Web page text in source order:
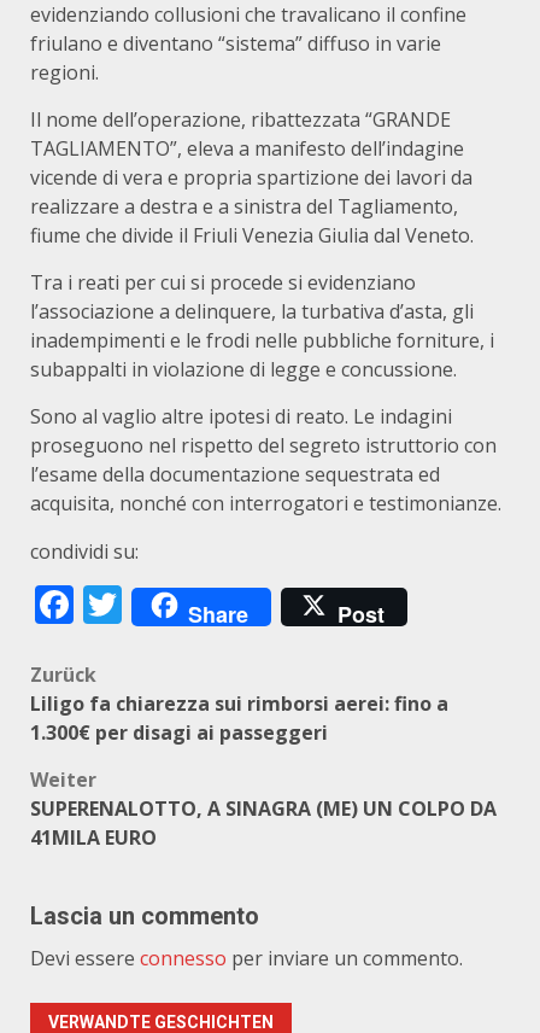
evidenziando collusioni che travalicano il confine
friulano e diventano “sistema” diffuso in varie
regioni.
Il nome dell’operazione, ribattezzata “GRANDE
TAGLIAMENTO”, eleva a manifesto dell’indagine
vicende di vera e propria spartizione dei lavori da
realizzare a destra e a sinistra del Tagliamento,
fiume che divide il Friuli Venezia Giulia dal Veneto.
Tra i reati per cui si procede si evidenziano
l’associazione a delinquere, la turbativa d’asta, gli
inadempimenti e le frodi nelle pubbliche forniture, i
subappalti in violazione di legge e concussione.
Sono al vaglio altre ipotesi di reato. Le indagini
proseguono nel rispetto del segreto istruttorio con
l’esame della documentazione sequestrata ed
acquisita, nonché con interrogatori e testimonianze.
condividi su:
Facebook
Twitter
Share Post
Beitragsnavigation
Zurück
Liligo fa chiarezza sui rimborsi aerei: fino a
1.300€ per disagi ai passeggeri
Weiter
SUPERENALOTTO, A SINAGRA (ME) UN COLPO DA
41MILA EURO
Lascia un commento
Devi essere connesso per inviare un commento.
VERWANDTE GESCHICHTEN